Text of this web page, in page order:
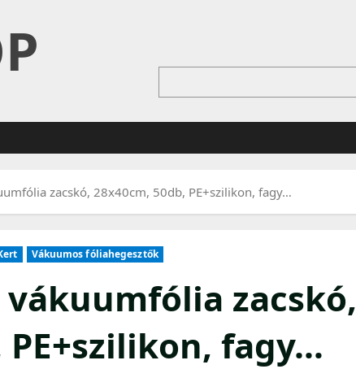
zacskó, 28x40cm, 50db, PE+szilikon, fagy…
Vákuumos fóliahegesztők
vákuumfólia zacskó,
PE+szilikon, fagy…